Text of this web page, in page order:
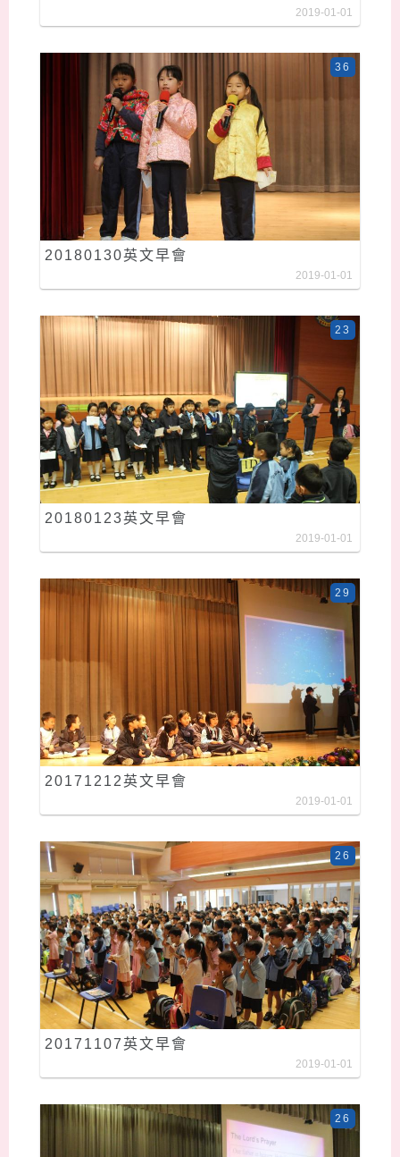
2019-01-01
20180130英文早會
36
2019-01-01
20180123英文早會
23
2019-01-01
20171212英文早會
29
2019-01-01
20171107英文早會
26
2019-01-01
26